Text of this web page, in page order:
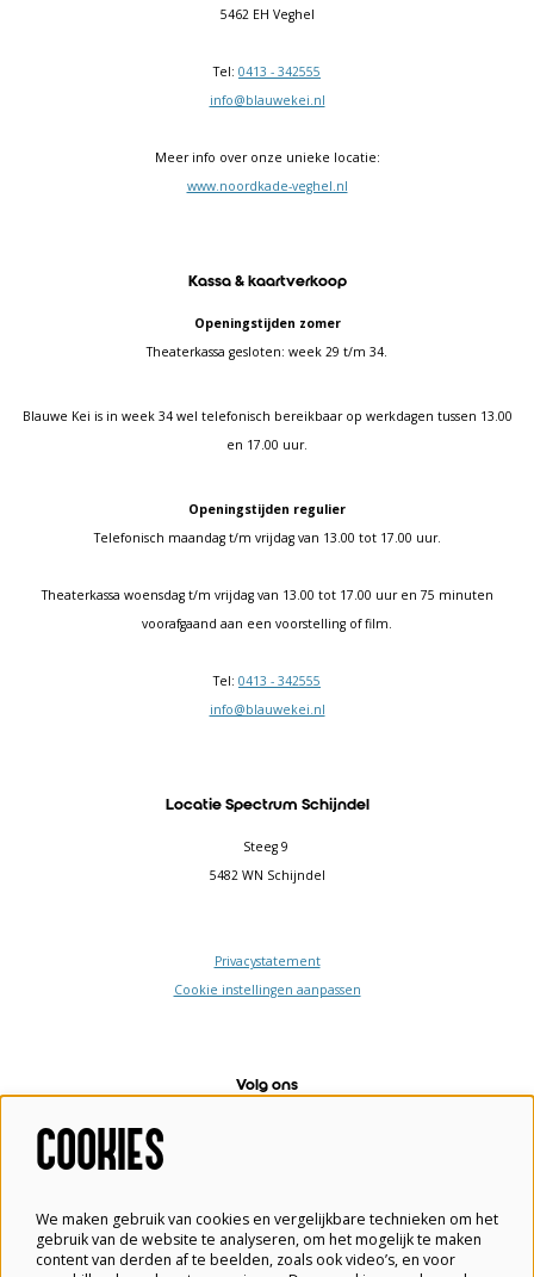
5462 EH Veghel
Tel: 0413 - 342555
info@blauwekei.nl
Meer info over onze unieke locatie:
www.noordkade-veghel.nl
Kassa & kaartverkoop
Openingstijden zomer
Theaterkassa gesloten: week 29 t/m 34.
Blauwe Kei is in week 34 wel telefonisch bereikbaar op werkdagen tussen 13.00
en 17.00 uur.
Openingstijden regulier
Telefonisch maandag t/m vrijdag van 13.00 tot 17.00 uur.
Theaterkassa woensdag t/m vrijdag van 13.00 tot 17.00 uur en 75 minuten
voorafgaand aan een voorstelling of film.
Tel: 0413 - 342555
info@blauwekei.nl
Locatie Spectrum Schijndel
Steeg 9
5482 WN Schijndel
Privacystatement
Cookie instellingen aanpassen
Volg ons
COOKIES
We maken gebruik van cookies en vergelijkbare technieken om het
gebruik van de website te analyseren, om het mogelijk te maken
content van derden af te beelden, zoals ook video’s, en voor